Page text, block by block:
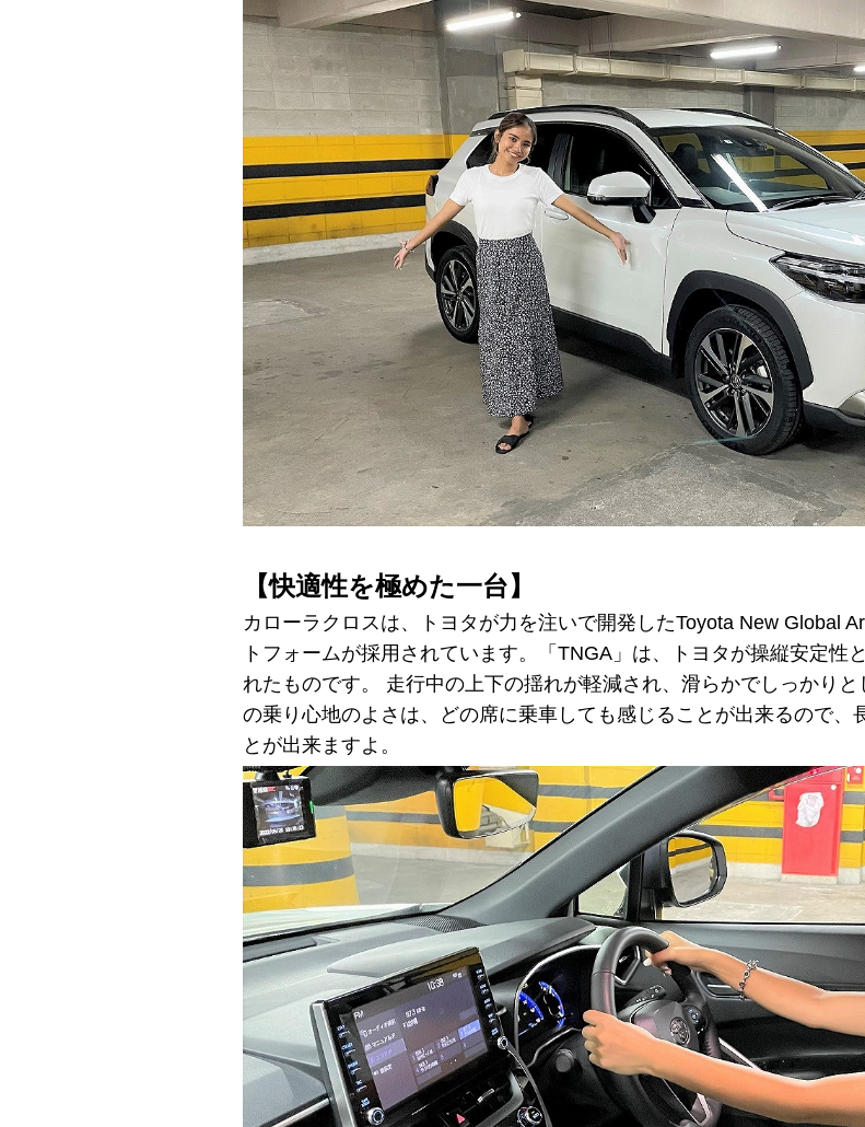
【快適性を極めた一台】
カローラクロスは、トヨタが力を注いで開発したToyota New Global
トフォームが採用されています。「TNGA」は、トヨタが操縦安定性
れたものです。 走行中の上下の揺れが軽減され、滑らかでしっかり
の乗り心地のよさは、どの席に乗車しても感じることが出来るので、
とが出来ますよ。